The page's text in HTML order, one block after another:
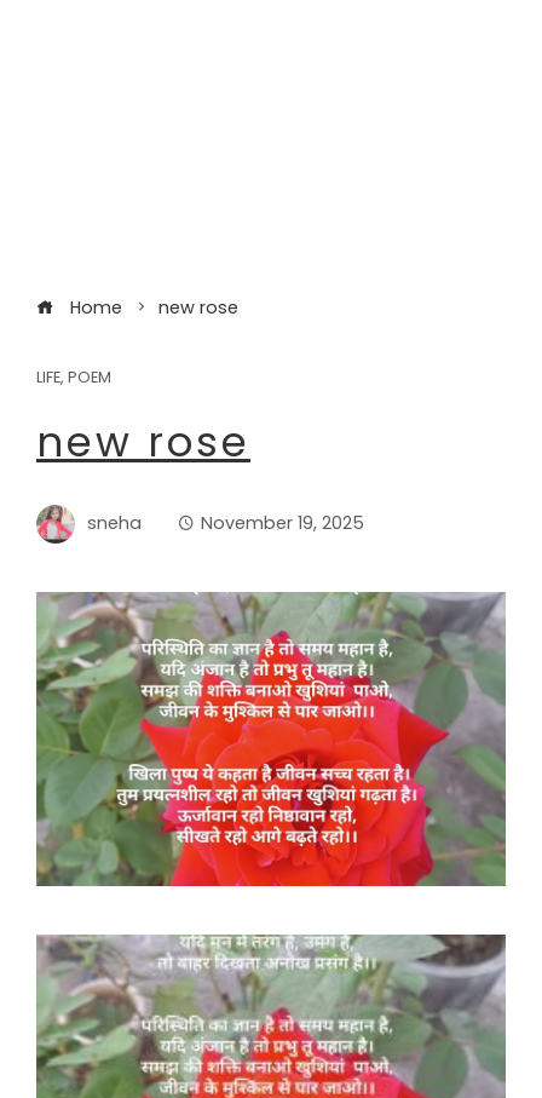
Home new rose
LIFE, POEM
new rose
sneha November 19, 2025